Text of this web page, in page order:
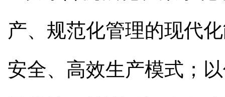
产、规范化管理的现代
安全、高效生产模式；